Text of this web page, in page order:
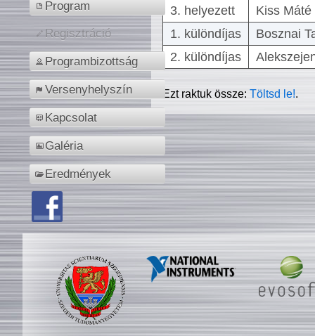
Program
Regisztráció
Programbizottság
Versenyhelyszín
Kapcsolat
Galéria
Eredmények
3. helyezett
Kiss
1. különdíjas
Bosznai
2. különdíjas
Ezt raktuk össze:Töltsd le!.